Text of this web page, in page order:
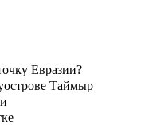
Евразии?
Таймыр